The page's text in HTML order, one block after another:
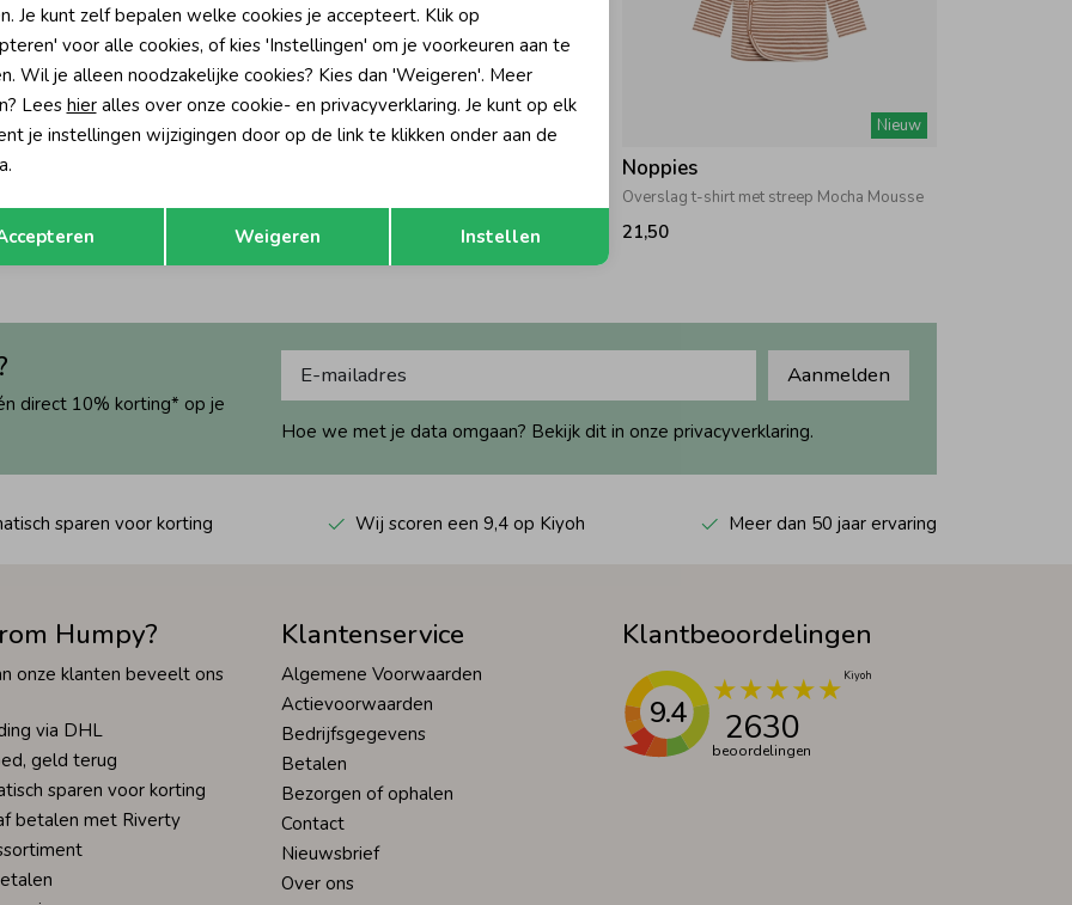
Nieuw
23,95
Nieuw
Noppies
Overslag t-shirt met streep Mocha Mousse
21,50
direct 10% korting* op je
Aanmelden
Hoe we met je data omgaan? Bekijk dit in onze privacyverklaring.
sparen voor korting Wij scoren een 9,4 op Kiyoh Meer dan 50 jaar ervaring
Humpy?
onze klanten beveelt ons
via DHL
geld terug
sparen voor korting
betalen met Riverty
Klantenservice
Algemene Voorwaarden
Actievoorwaarden
Bedrijfsgegevens
Betalen
Bezorgen of ophalen
Contact
Nieuwsbrief
Over ons
Klantbeoordelingen
9.4 2630
beoordelingen
Terug Opslaan
Je kunt zelf bepalen welke cookies je accepteert. Klik op
voor alle cookies, of kies 'Instellingen' om je voorkeuren aan te
Wil je alleen noodzakelijke cookies? Kies dan 'Weigeren'. Meer
Lees hieralles over onze cookie- en privacyverklaring. Je kunt op elk
je instellingen wijzigingen door op de link te klikken onder aan de
Weigeren Instellen